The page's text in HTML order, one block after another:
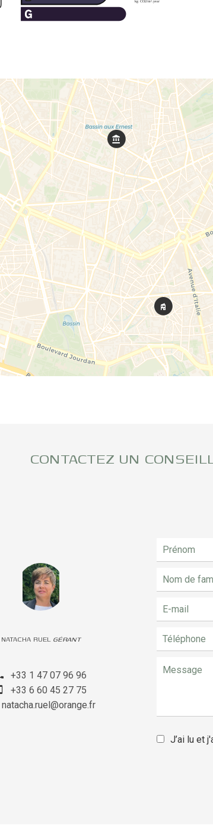
CONTACTEZ UN
NATACHA RUEL GÉRANT
+33 1 47 07 96 96
+33 6 60 45 27 75
natacha.ruel@orange.fr
J’ai lu et